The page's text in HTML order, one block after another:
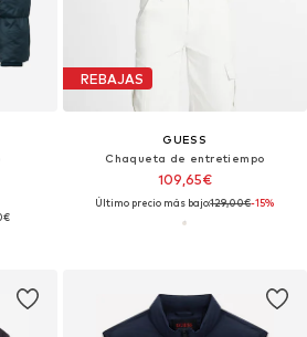
REBAJAS
GUESS
Chaqueta de entretiempo
109,65€
Último precio más bajo:129,00€-15%